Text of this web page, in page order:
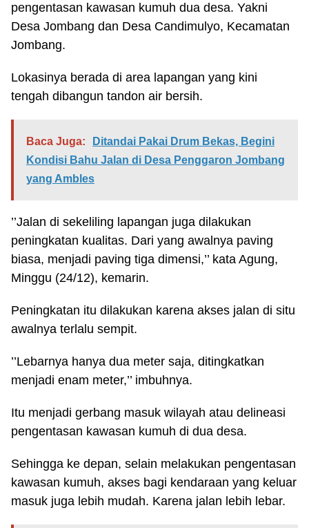
pengentasan kawasan kumuh dua desa. Yakni
Desa Jombang dan Desa Candimulyo, Kecamatan
Jombang.
Lokasinya berada di area lapangan yang kini
tengah dibangun tandon air bersih.
Baca Juga:
Ditandai Pakai Drum Bekas, Begini
Kondisi Bahu Jalan di Desa Penggaron Jombang
yang Ambles
’’Jalan di sekeliling lapangan juga dilakukan
peningkatan kualitas. Dari yang awalnya paving
biasa, menjadi paving tiga dimensi,’’ kata Agung,
Minggu (24/12), kemarin.
Peningkatan itu dilakukan karena akses jalan di situ
awalnya terlalu sempit.
’’Lebarnya hanya dua meter saja, ditingkatkan
menjadi enam meter,’’ imbuhnya.
Itu menjadi gerbang masuk wilayah atau delineasi
pengentasan kawasan kumuh di dua desa.
Sehingga ke depan, selain melakukan pengentasan
kawasan kumuh, akses bagi kendaraan yang keluar
masuk juga lebih mudah. Karena jalan lebih lebar.